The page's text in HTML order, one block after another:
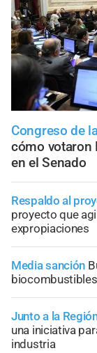
Congreso de
cómo votaron
en el Senado
Respaldo al
proyecto que
expropiaciones
Media sanción
Junto a la
una iniciativa
industria